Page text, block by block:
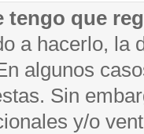
tengo que
a hacerlo, la
algunos
Sin
y/o